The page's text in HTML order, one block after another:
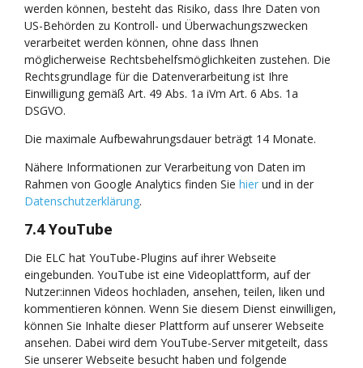
werden können, besteht das Risiko, dass Ihre Daten von
US-Behörden zu Kontroll- und Überwachungszwecken
verarbeitet werden können, ohne dass Ihnen
möglicherweise Rechtsbehelfsmöglichkeiten zustehen. Die
Rechtsgrundlage für die Datenverarbeitung ist Ihre
Einwilligung gemäß Art. 49 Abs. 1a iVm Art. 6 Abs. 1a
DSGVO.
Die maximale Aufbewahrungsdauer beträgt 14 Monate.
Nähere Informationen zur Verarbeitung von Daten im
Rahmen von Google Analytics finden Sie hier und in der
Datenschutzerklärung.
7.4 YouTube
Die ELC hat YouTube-Plugins auf ihrer Webseite
eingebunden. YouTube ist eine Videoplattform, auf der
Nutzer:innen Videos hochladen, ansehen, teilen, liken und
kommentieren können. Wenn Sie diesem Dienst einwilligen,
können Sie Inhalte dieser Plattform auf unserer Webseite
ansehen. Dabei wird dem YouTube-Server mitgeteilt, dass
Sie unserer Webseite besucht haben und folgende